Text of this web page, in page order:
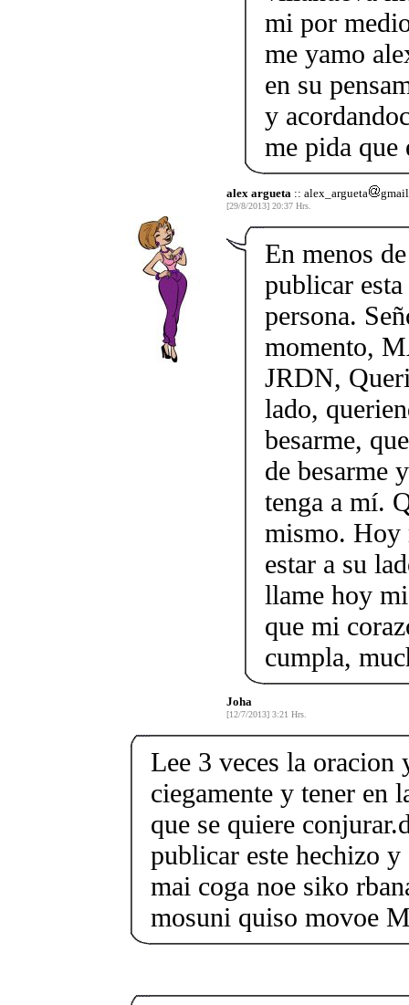
mi por
me yamo
en su
y
me pida que
alex argueta :: alex_argueta
[29/8/2013] 20:37 Hrs.
En menos
publicar
persona.
momento,
JRDN,
lado,
besarme,
de besarme
tenga a mí.
mismo. Hoy
estar a su
llame hoy
que mi
cumpla,
Joha
[12/7/2013] 3:21 Hrs.
Lee 3 veces la oracion
ciegamente y tener en
que se quiere
publicar este hechizo y
mai coga noe siko
mosuni quiso movoe